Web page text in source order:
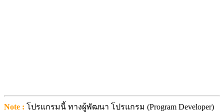
Note : โปรแกรมนี้ ทางผู้พัฒนา โปรแกรม (Program Developer)